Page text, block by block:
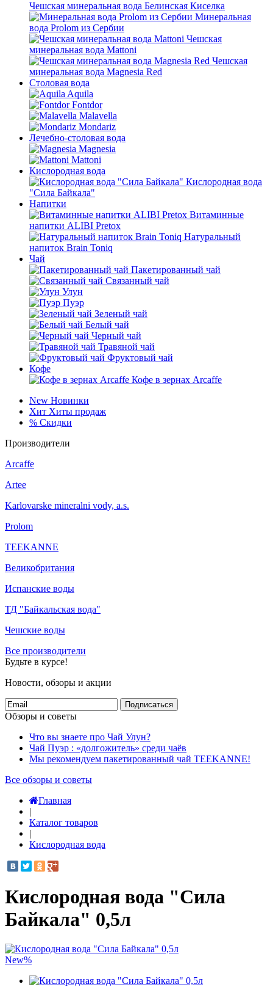
Чешская минеральная вода Белинская Киселка
Минеральная
вода Prolom из Сербии
Чешская
минеральная вода Mattoni
Чешская
минеральная вода Magnesia Red
Столовая вода
Aquila
Fontdor
Malavella
Mondariz
Лечебно-столовая вода
Magnesia
Mattoni
Кислородная вода
Кислородная вода
"Сила Байкала"
Напитки
Витаминные
напитки ALIBI Pretox
Натуральный
напиток Brain Toniq
Чай
Пакетированный чай
Связанный чай
Улун
Пуэр
Зеленый чай
Белый чай
Черный чай
Травяной чай
Фруктовый чай
Кофе
Кофе в зернах Arcaffe
New Новинки
Хит Хиты продаж
% Скидки
Производители
Arcaffe
Artee
Karlovarske mineralni vody, a.s.
Prolom
TEEKANNE
Великобритания
Испанские воды
ТД "Байкальская вода"
Чешские воды
Все производители
Будьте в курсе!
Новости, обзоры и акции
Подписаться
Обзоры и советы
Что вы знаете про Чай Улун?
Чай Пуэр : «долгожитель» среди чаёв
Мы рекомендуем пакетированный чай TEEKANNE!
Все обзоры и советы
Главная
|
Каталог товаров
|
Кислородная вода
Кислородная вода "Сила
Байкала" 0,5л
New%